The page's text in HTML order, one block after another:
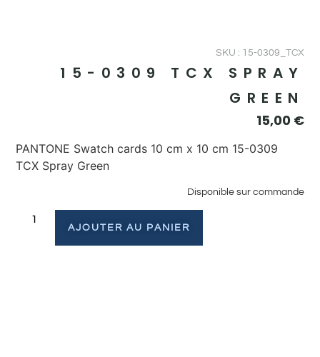
SKU : 15-0309_TCX
15-0309 TCX SPRAY
GREEN
15,00 €
PANTONE Swatch cards 10 cm x 10 cm 15-0309
TCX Spray Green
Disponible sur commande
AJOUTER AU PANIER